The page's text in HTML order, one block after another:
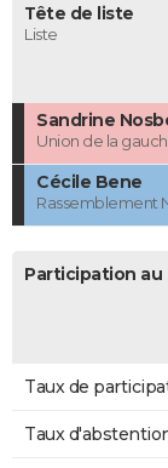
Tête de liste
Liste
Sandrine
Union de la
Cécile Bene
Rassemblement
Participation au
Taux de
Taux